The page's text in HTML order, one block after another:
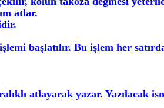
atlar.
başlatılır. Bu işlem her
atlayarak yazar. Yazılacak